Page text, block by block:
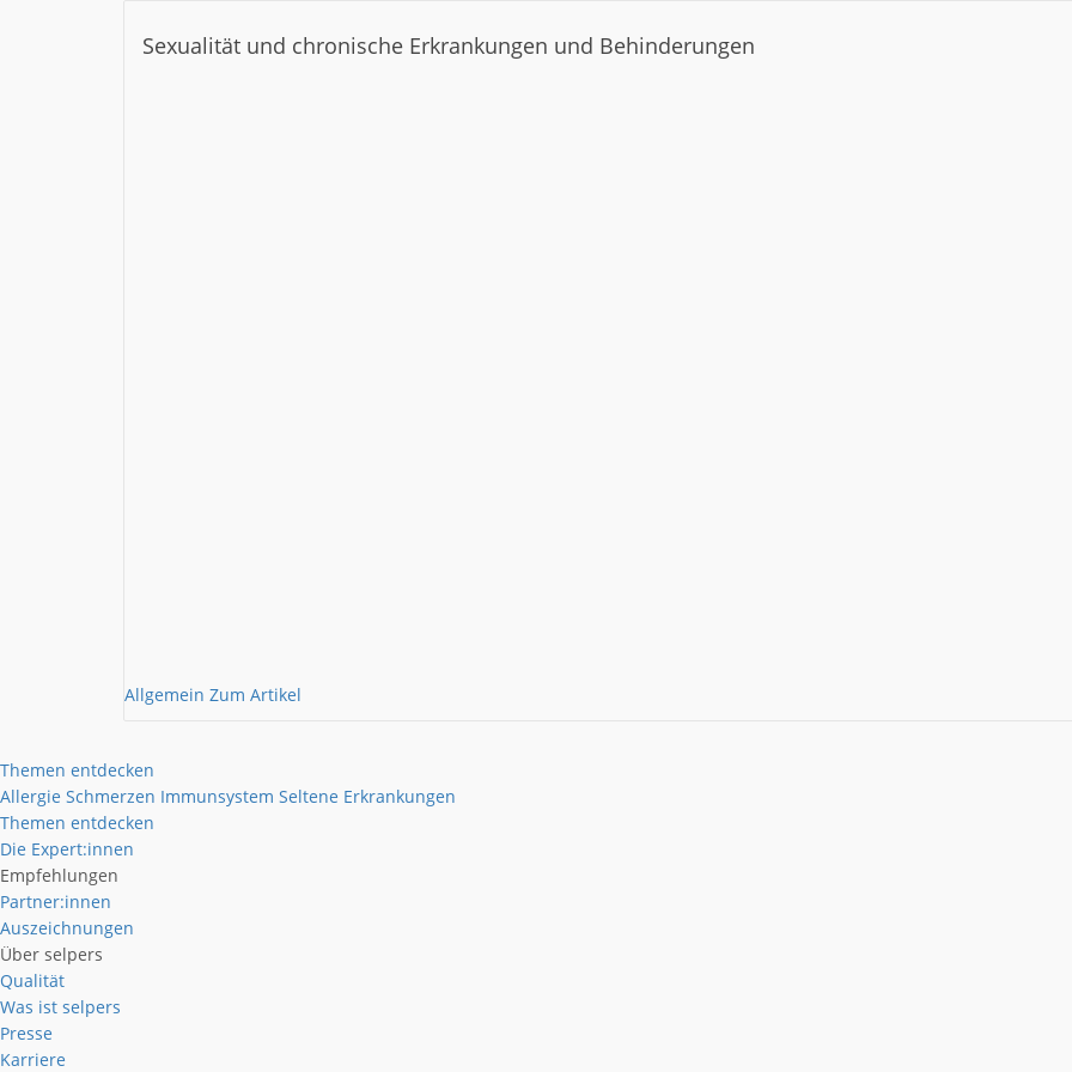
Sexualität und chronische Erkrankungen und Behinderungen
Allgemein Zum Artikel
Themen entdecken
Allergie Schmerzen Immunsystem Seltene Erkrankungen
Themen entdecken
Die Expert:innen
Empfehlungen
Partner:innen
Auszeichnungen
Über selpers
Qualität
Was ist selpers
Presse
Karriere